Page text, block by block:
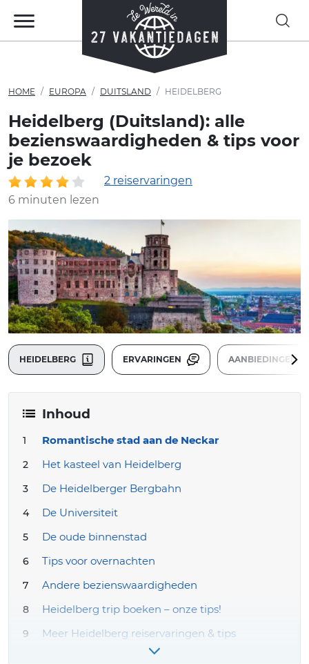
HOME EUROPA DUITSLAND HEIDELBERG
Heidelberg (Duitsland): alle
bezienswaardigheden & tips voor
je bezoek
2 reiservaringen
6 minuten lezen
HEIDELBERG ERVARINGEN AANBIEDINGEN
Inhoud
Romantische stad aan de Neckar
Het kasteel van Heidelberg
De Heidelberger Bergbahn
De Universiteit
De oude binnenstad
Tips voor overnachten
Andere bezienswaardigheden
Heidelberg trip boeken – onze tips!
Meer Heidelberg reiservaringen & tips